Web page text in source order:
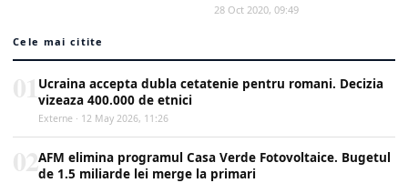
28 Oct 2020, 09:49
Cele mai citite
Ucraina accepta dubla cetatenie pentru romani. Decizia
vizeaza 400.000 de etnici
Externe · 12 May 2026, 11:26
AFM elimina programul Casa Verde Fotovoltaice. Bugetul
de 1.5 miliarde lei merge la primari